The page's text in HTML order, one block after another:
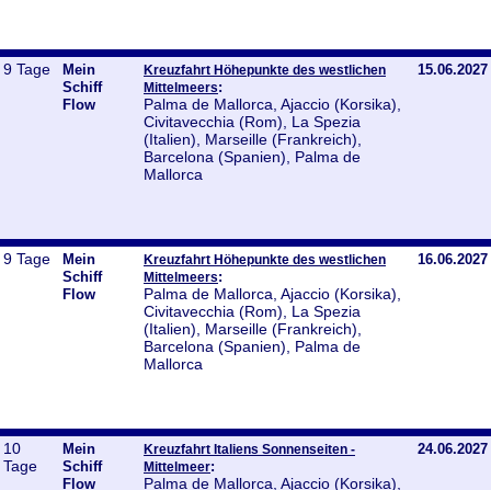
9 Tage
Mein
Schiff
Flow
Kreuzfahrt Höhepunkte des westlichen
Mittelmeers:
Palma de Mallorca, Ajaccio (Korsika),
Civitavecchia (Rom), La Spezia
(Italien), Marseille (Frankreich),
Barcelona (Spanien), Palma de
Mallorca
15.06.2027
9 Tage
Mein
Schiff
Flow
Kreuzfahrt Höhepunkte des westlichen
Mittelmeers:
Palma de Mallorca, Ajaccio (Korsika),
Civitavecchia (Rom), La Spezia
(Italien), Marseille (Frankreich),
Barcelona (Spanien), Palma de
Mallorca
16.06.2027
10
Tage
Mein
Schiff
Flow
Kreuzfahrt Italiens Sonnenseiten -
Mittelmeer:
Palma de Mallorca, Ajaccio (Korsika),
24.06.2027